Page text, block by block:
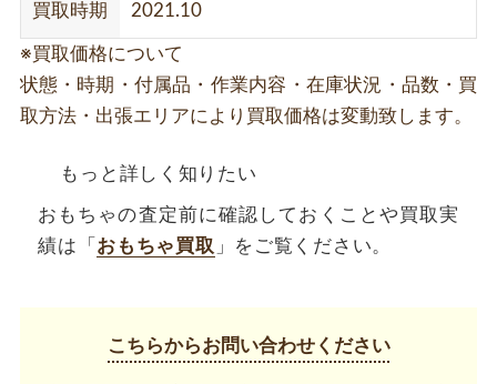
買取時期 2021.10
※買取価格について
状態・時期・付属品・作業内容・在庫状況・品数・買
取方法・出張エリアにより買取価格は変動致します。
もっと詳しく知りたい
おもちゃの査定前に確認しておくことや買取実
績は「 おもちゃ買取 」をご覧ください。
こちらからお問い合わせください